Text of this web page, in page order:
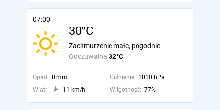
07:00
30°C
Odczuwalna 32°C
Zachmurzenie małe, pogodnie
Opad: 0 mm Ciśnienie: 1010 hPa
Wiatr:
11 km/h Wilgotność: 77%